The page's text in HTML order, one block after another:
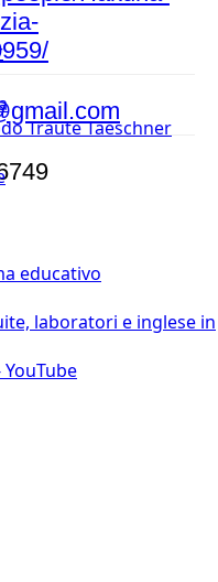
Traute Taeschner
educativo
laboratori e inglese in